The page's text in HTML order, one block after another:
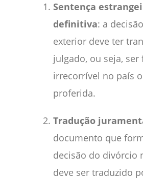
Sentença
definitiva: a
exterior deve ter
julgado, ou seja, ser
irrecorrível no país
proferida.
Tradução
documento que
decisão do divórcio
deve ser traduzido